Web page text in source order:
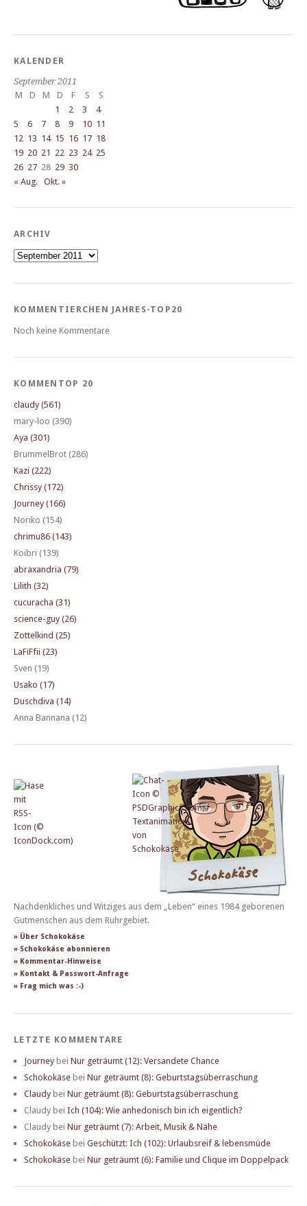
KALENDER
September 2011
M
D M D F S
S
1
2 3
4
5
6 7 8 9 10 11
12 13 14 15 16 17 18
19 20 21 22 23 24 25
26 27 28 29 30
« Aug. Okt. »
ARCHIV
Archiv
KOMMENTIERCHEN JAHRES-TOP20
Noch keine Kommentare
KOMMENTOP 20
claudy (561)
mary-loo (390)
Aya (301)
BrummelBrot (286)
Kazi (222)
Chrissy (172)
Journey (166)
Noriko (154)
chrimu86 (143)
Koibri (139)
abraxandria (79)
Lilith (32)
cucuracha (31)
science-guy (26)
Zottelkind (25)
LaFiFfii (23)
Sven (19)
Usako (17)
Duschdiva (14)
Anna Bannana (12)
Nachdenkliches und Witziges aus dem „Leben“ eines 1984 geborenen
Gutmenschen aus dem Ruhrgebiet.
» Über Schokokäse
» Schokokäse abonnieren
» Kommentar-Hinweise
» Kontakt & Passwort-Anfrage
» Frag mich was :-)
LETZTE KOMMENTARE
Journey bei Nur geträumt (12): Versandete Chance
Schokokäse bei Nur geträumt (8): Geburtstagsüberraschung
Claudy bei Nur geträumt (8): Geburtstagsüberraschung
Claudy bei Ich (104): Wie anhedonisch bin ich eigentlich?
Claudy bei Nur geträumt (7): Arbeit, Musik & Nähe
Schokokäse bei Geschützt: Ich (102): Urlaubsreif & lebensmüde
Schokokäse bei Nur geträumt (6): Familie und Clique im Doppelpack